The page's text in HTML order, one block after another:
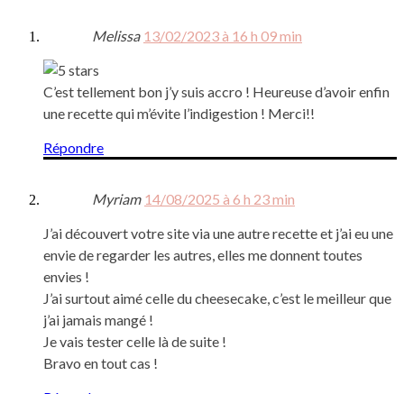
Melissa 13/02/2023 à 16 h 09 min
C’est tellement bon j’y suis accro ! Heureuse d’avoir enfin
une recette qui m’évite l’indigestion ! Merci!!
Répondre
Myriam 14/08/2025 à 6 h 23 min
J’ai découvert votre site via une autre recette et j’ai eu une
envie de regarder les autres, elles me donnent toutes
envies !
J’ai surtout aimé celle du cheesecake, c’est le meilleur que
j’ai jamais mangé !
Je vais tester celle là de suite !
Bravo en tout cas !